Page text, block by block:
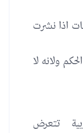
اذا نشرت
ولانه لا
تتعرض